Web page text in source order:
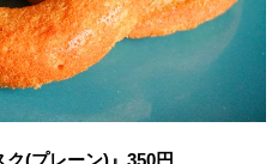
ク(プレーン)』350円